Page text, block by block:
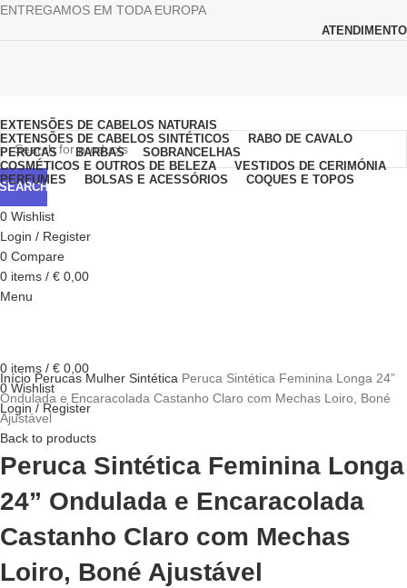
ENTREGAMOS EM TODA EUROPA
ATENDIMENTO
SEARCH
0 Wishlist
Login / Register
0 Compare
0 items / € 0,00
Menu
0 items / € 0,00
0 Wishlist
Login / Register
EXTENSÕES DE CABELOS NATURAIS
EXTENSÕES DE CABELOS SINTÉTICOS
RABO DE CAVALO
PERUCAS
BARBAS
SOBRANCELHAS
COSMÉTICOS E OUTROS DE BELEZA
VESTIDOS DE CERIMÓNIA
PERFUMES
BOLSAS E ACESSÓRIOS COQUES E TOPOS
Início Perucas Mulher Sintética Peruca Sintética Feminina Longa 24”
Ondulada e Encaracolada Castanho Claro com Mechas Loiro, Boné
Ajustável
Back to products
Peruca Sintética Feminina Longa
24” Ondulada e Encaracolada
Castanho Claro com Mechas
Loiro, Boné Ajustável